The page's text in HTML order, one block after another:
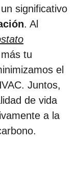
significativo
. Al
tu
el
Juntos,
de vida
a la